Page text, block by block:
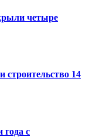
четыре
строительство 14
года с